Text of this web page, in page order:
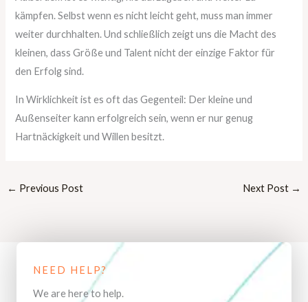
kämpfen. Selbst wenn es nicht leicht geht, muss man immer
weiter durchhalten. Und schließlich zeigt uns die Macht des
kleinen, dass Größe und Talent nicht der einzige Faktor für
den Erfolg sind.
In Wirklichkeit ist es oft das Gegenteil: Der kleine und
Außenseiter kann erfolgreich sein, wenn er nur genug
Hartnäckigkeit und Willen besitzt.
← Previous Post Next Post →
NEED HELP?
We are here to help.